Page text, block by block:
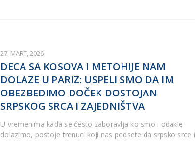
27. MART, 2026
DECA SA KOSOVA I METOHIJE NAM
DOLAZE U PARIZ: USPELI SMO DA IM
OBEZBEDIMO DOČEK DOSTOJAN
SRPSKOG SRCA I ZAJEDNIŠTVA
U vremenima kada se često zaboravlja ko smo i odakle
dolazimo, postoje trenuci koji nas podsete da srpsko srce i